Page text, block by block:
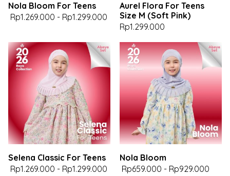
Nola Bloom For Teens
Rp1.269.000 - Rp1.299.000
Aurel Flora For Teens
Size M (Soft Pink)
Rp1.299.000
Selena Classic For Teens
Rp1.269.000 - Rp1.299.000
Nola Bloom
Rp659.000 - Rp929.000